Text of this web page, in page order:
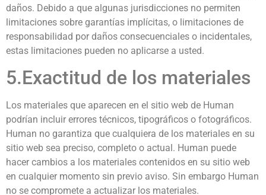
daños. Debido a que algunas jurisdicciones no permiten
limitaciones sobre garantías implícitas, o limitaciones de
responsabilidad por daños consecuenciales o incidentales,
estas limitaciones pueden no aplicarse a usted.
5.Exactitud de los materiales
Los materiales que aparecen en el sitio web de Human
podrían incluir errores técnicos, tipográficos o fotográficos.
Human no garantiza que cualquiera de los materiales en su
sitio web sea preciso, completo o actual. Human puede
hacer cambios a los materiales contenidos en su sitio web
en cualquier momento sin previo aviso. Sin embargo Human
no se compromete a actualizar los materiales.